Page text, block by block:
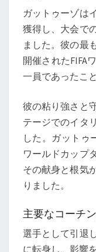
ガットゥーゾは
獲得し、大会で
ました。彼の最
開催されたFIFA
一員であったこと
彼の粘り強さと
テージでのイタ
した。ガットゥ
ワールドカップ
その献身と根気
りました。
主要なコーチ
選手として引退
に転身し、影響